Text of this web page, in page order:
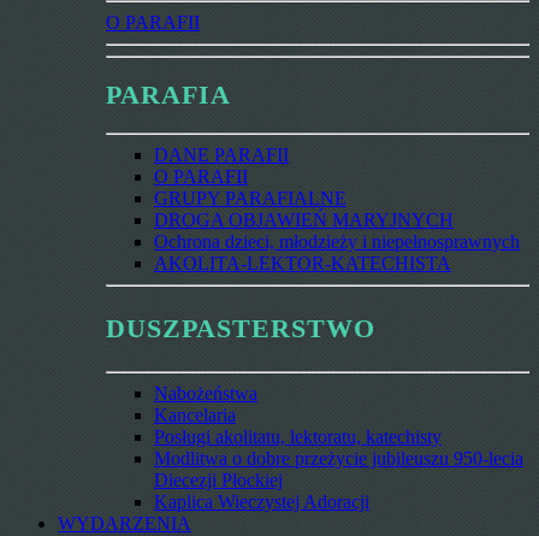
O PARAFII
PARAFIA
DANE PARAFII
O PARAFII
GRUPY PARAFIALNE
DROGA OBJAWIEŃ MARYJNYCH
Ochrona dzieci, młodzieży i niepełnosprawnych
AKOLITA-LEKTOR-KATECHISTA
DUSZPASTERSTWO
Nabożeństwa
Kancelaria
Posługi akolitatu, lektoratu, katechisty
Modlitwa o dobre przeżycie jubileuszu 950-lecia
Diecezji Płockiej
Kaplica Wieczystej Adoracji
WYDARZENIA